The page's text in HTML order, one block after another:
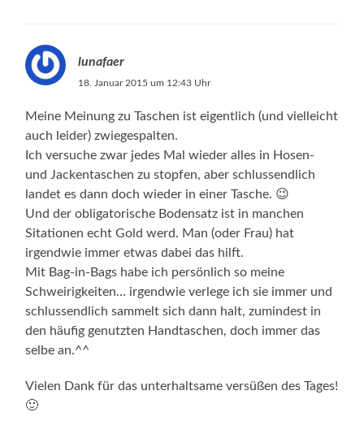
lunafaer
18. Januar 2015 um 12:43 Uhr
Meine Meinung zu Taschen ist eigentlich (und vielleicht
auch leider) zwiegespalten.
Ich versuche zwar jedes Mal wieder alles in Hosen-
und Jackentaschen zu stopfen, aber schlussendlich
landet es dann doch wieder in einer Tasche. 😉
Und der obligatorische Bodensatz ist in manchen
Sitationen echt Gold werd. Man (oder Frau) hat
irgendwie immer etwas dabei das hilft.
Mit Bag-in-Bags habe ich persönlich so meine
Schweirigkeiten… irgendwie verlege ich sie immer und
schlussendlich sammelt sich dann halt, zumindest in
den häufig genutzten Handtaschen, doch immer das
selbe an.^^
Vielen Dank für das unterhaltsame versüßen des Tages!
🙂